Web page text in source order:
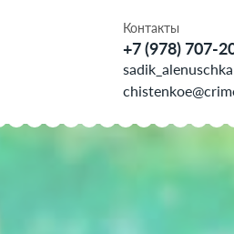
Контакты
+7 (978) 707-